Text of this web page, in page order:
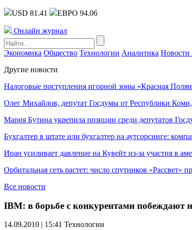
USD 81.41 ЕВРО 94.06
Онлайн журнал
Экономика Общество Технологии Аналитика Новости
Другие новости
Налоговые поступления игорной зоны «Красная
Олег Михайлов, депутат Госдумы от Республики Коми,
Мария Бутина укрепила позиции среди депутатов
Бухгалтер в штате или бухгалтер на аутсорсинге:
Иран усиливает давление на Кувейт из-за участия в
Орбитальная сеть растет: число спутников «Рассвет»
Все новости
IBM: в борьбе с конкурентами побеждают
14.09.2010 | 15:41 Технологии